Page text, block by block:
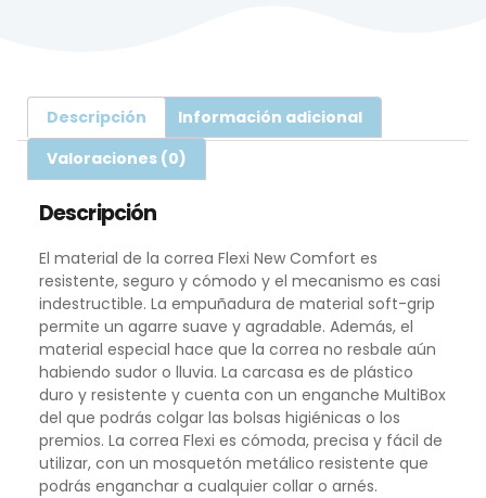
Descripción
Información adicional
Valoraciones (0)
Descripción
El material de la correa Flexi New Comfort es
resistente, seguro y cómodo y el mecanismo es casi
indestructible. La empuñadura de material soft-grip
permite un agarre suave y agradable. Además, el
material especial hace que la correa no resbale aún
habiendo sudor o lluvia. La carcasa es de plástico
duro y resistente y cuenta con un enganche MultiBox
del que podrás colgar las bolsas higiénicas o los
premios. La correa Flexi es cómoda, precisa y fácil de
utilizar, con un mosquetón metálico resistente que
podrás enganchar a cualquier collar o arnés.